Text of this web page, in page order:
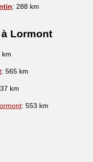
: 288 km
Lormont
km
: 565 km
km
: 553 km